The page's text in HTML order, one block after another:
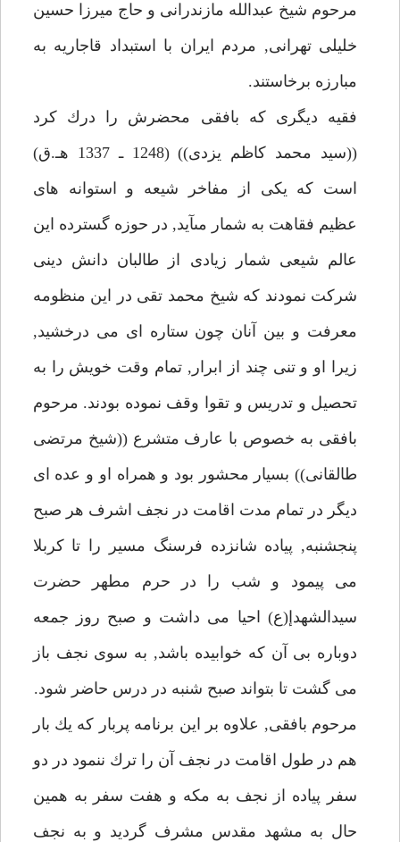
مرحوم شيخ عبدالله مازندرانى و حاج ميرزا حسين
خليلى تهرانى, مردم ايران با استبداد قاجاريه به
مبارزه برخاستند.
فقيه ديگرى كه بافقى محضرش را درك كرد
((سيد محمد كاظم يزدى)) (1248 ـ 1337 هـ.ق)
است كه يكى از مفاخر شيعه و استوانه هاى
عظيم فقاهت به شمار مىآيد, در حوزه گسترده اين
عالم شيعى شمار زيادى از طالبان دانش دينى
شركت نمودند كه شيخ محمد تقى در اين منظومه
معرفت و بين آنان چون ستاره اى مى درخشيد,
زيرا او و تنى چند از ابرار, تمام وقت خويش را به
تحصيل و تدريس و تقوا وقف نموده بودند. مرحوم
بافقى به خصوص با عارف متشرع ((شيخ مرتضى
طالقانى)) بسيار محشور بود و همراه او و عده اى
ديگر در تمام مدت اقامت در نجف اشرف هر صبح
پنجشنبه, پياده شانزده فرسنگ مسير را تا كربلا
مى پيمود و شب را در حرم مطهر حضرت
سيدالشهدإ(ع) احيا مى داشت و صبح روز جمعه
دوباره بى آن كه خوابيده باشد, به سوى نجف باز
مى گشت تا بتواند صبح شنبه در درس حاضر شود.
مرحوم بافقى, علاوه بر اين برنامه پربار كه يك بار
هم در طول اقامت در نجف آن را ترك ننمود در دو
سفر پياده از نجف به مكه و هفت سفر به همين
حال به مشهد مقدس مشرف گرديد و به نجف